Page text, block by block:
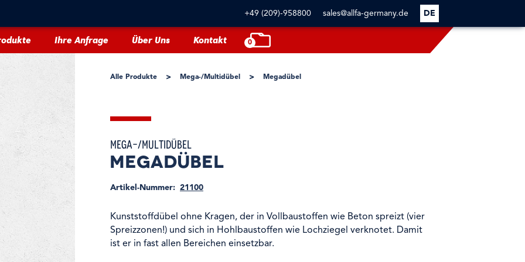
+49 (209)-958800 sales@allfa-germany.de DE
Ihre Anfrage Über Uns Kontakt 0
Alle Produkte > Mega-/Multidübel > Megadübel
Mega-/Multidübel
Megadübel
Artikel-Nummer: 21100
Kunststoffdübel ohne Kragen, der in Vollbaustoffen wie Beton spreizt (vier
Spreizzonen!) und sich in Hohlbaustoffen wie Lochziegel verknotet. Damit
ist er in fast allen Bereichen einsetzbar.